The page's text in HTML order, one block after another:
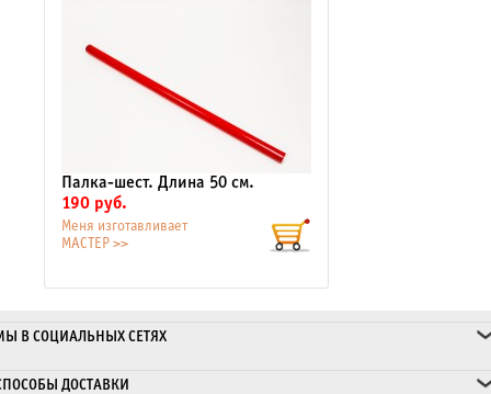
Палка-шест. Длина 50 см.
190 руб.
Меня изготавливает
МАСТЕР >>
В СОЦИАЛЬНЫХ СЕТЯХ
ДОСТАВКИ